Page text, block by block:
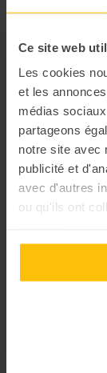
Ce site web
Les cookies
et les
médias
partageons
notre site avec
publicité et
avec d'autres
ou qu'ils ont
Par équipe de 4
chaque profil